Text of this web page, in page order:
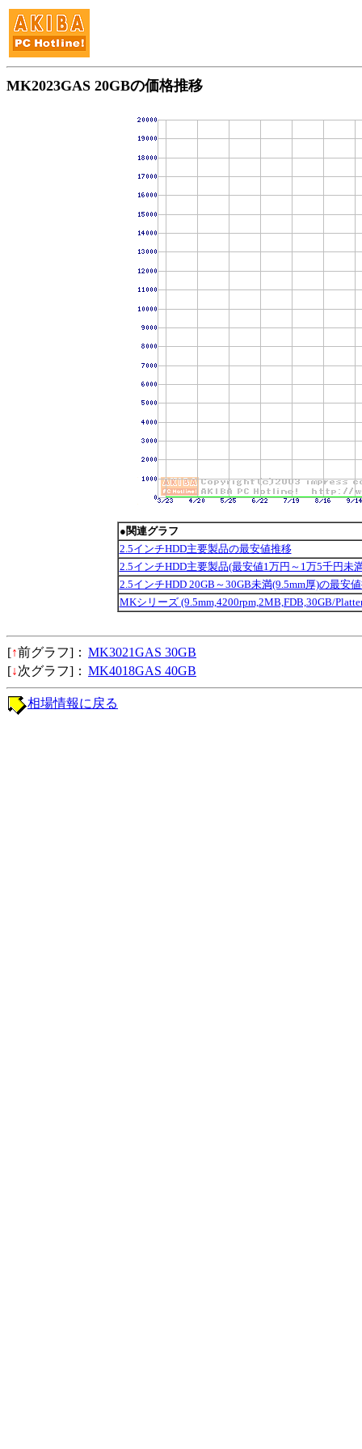
MK2023GAS 20GBの価格推移
●関連グラフ
2.5インチHDD主要製品の最安値推移
2.5インチHDD主要製品(最安値1万円～1万5千円未
2.5インチHDD 20GB～30GB未満(9.5mm厚)の最安
MKシリーズ (9.5mm,4200rpm,2MB,FDB,30GB/
[↑前グラフ]： MK3021GAS 30GB
[↓次グラフ]： MK4018GAS 40GB
相場情報に戻る